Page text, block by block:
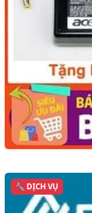
🔧 DỊCH VỤ